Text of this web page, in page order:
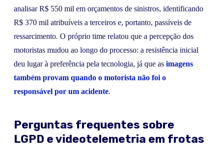
analisar R$ 550 mil em orçamentos de sinistros, identificando
R$ 370 mil atribuíveis a terceiros e, portanto, passíveis de
ressarcimento. O próprio time relatou que a percepção dos
motoristas mudou ao longo do processo: a resistência inicial
deu lugar à preferência pela tecnologia, já que as imagens
também provam quando o motorista não foi o
responsável por um acidente.
Perguntas frequentes sobre
LGPD e videotelemetria em frotas